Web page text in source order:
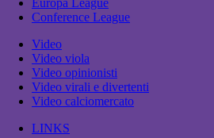
Europa League
Conference League
Video
Video viola
Video opinionisti
Video virali e divertenti
Video calciomercato
LINKS